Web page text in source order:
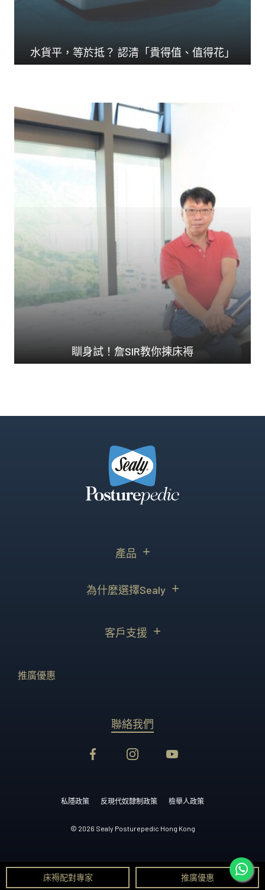
水貨平，等於抵？ 認清「貴得值、值得花」
瞓身試！詹SIR教你揀床褥
產品
為什麼選擇Sealy
客戶支援
推廣優惠
聯絡我們
私隱政策 反現代奴隸制政策 檢舉人政策
© 2026 Sealy Posturepedic Hong Kong
床褥配對專家 推廣優惠